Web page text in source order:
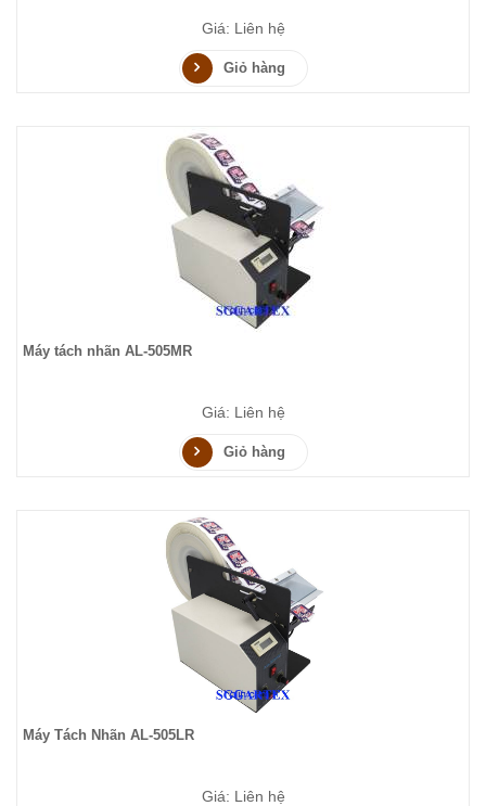
Giá: Liên hệ
Giỏ hàng
Máy tách nhãn AL-505MR
Giá: Liên hệ
Giỏ hàng
Máy Tách Nhãn AL-505LR
Giá: Liên hệ